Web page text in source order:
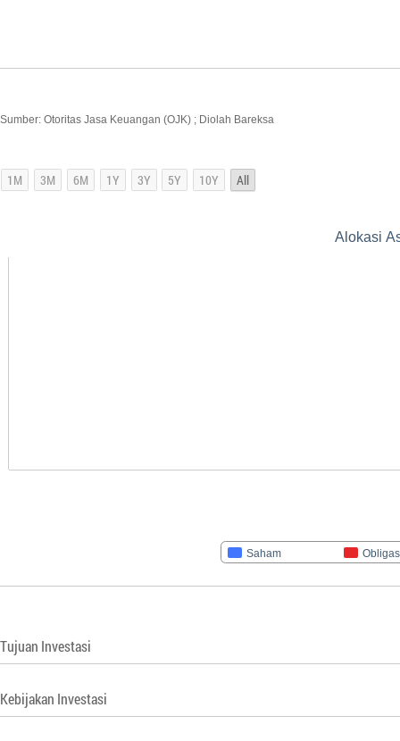
Sumber: Otoritas Jasa Keuangan (OJK) ; Diolah Bareksa
Alokasi
Saham
Tujuan Investasi
Kebijakan Investasi